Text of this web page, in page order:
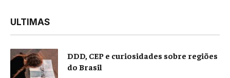
ULTIMAS
DDD, CEP e curiosidades sobre regiões
do Brasil